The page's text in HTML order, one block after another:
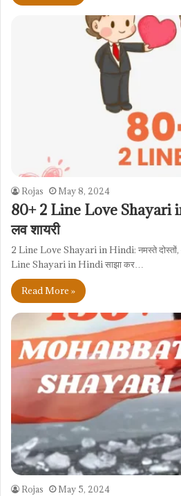
Rojas May 8, 2024
80+ 2 Line Love Shayari
लव शायरी
2 Line Love Shayari in Hindi: नमस्ते
Line Shayari in Hindi साझा कर…
Read More »
Rojas May 5, 2024